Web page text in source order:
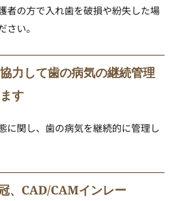
者の方で入れ歯を破損や紛失した場
さい。
力して歯の病気の継続管理
す
に関し、歯の病気を継続的に管理し
、CAD/CAMインレー